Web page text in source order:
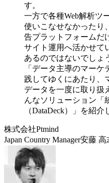
す。
一方で各種Web解析ツ
使いこなせなかったり
告プラットフォームだ
サイト運用へ活かせて
あるのではないでしょ
「データ主導のマー
践してゆくにあたり、
データを一度に取り
んなソリューション「
（DataDeck）」を紹介
株式会社Ptmind
Japan Country Manager安藤 高